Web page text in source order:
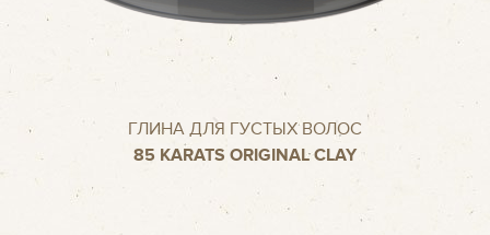
ГЛИНА ДЛЯ ГУСТЫХ ВОЛОС
85 КARATS ORIGINAL CLAY